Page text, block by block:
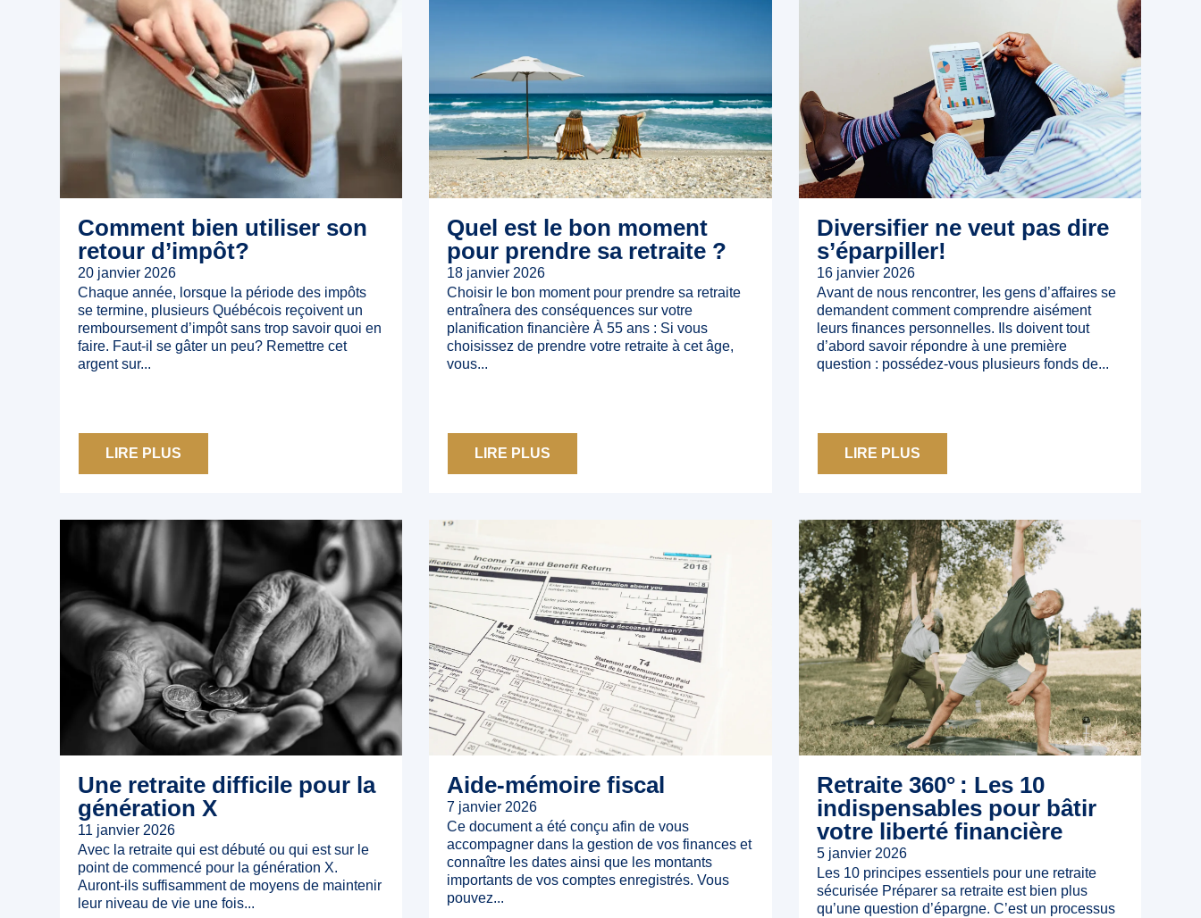
Comment bien utiliser son
retour d’impôt?
20 janvier 2026
Chaque année, lorsque la période des impôts
se termine, plusieurs Québécois reçoivent un
remboursement d’impôt sans trop savoir quoi en
faire. Faut-il se gâter un peu? Remettre cet
argent sur...
LIRE PLUS
Quel est le bon moment
pour prendre sa retraite ?
18 janvier 2026
Choisir le bon moment pour prendre sa retraite
entraînera des conséquences sur votre
planification financière À 55 ans : Si vous
choisissez de prendre votre retraite à cet âge,
vous...
LIRE PLUS
Diversifier ne veut pas dire
s’éparpiller!
16 janvier 2026
Avant de nous rencontrer, les gens d’affaires se
demandent comment comprendre aisément
leurs finances personnelles. Ils doivent tout
d’abord savoir répondre à une première
question : possédez-vous plusieurs fonds de...
LIRE PLUS
Une retraite difficile pour la
génération X
11 janvier 2026
Avec la retraite qui est débuté ou qui est sur le
point de commencé pour la génération X.
Auront-ils suffisamment de moyens de maintenir
leur niveau de vie une fois...
Aide-mémoire fiscal
7 janvier 2026
Ce document a été conçu afin de vous
accompagner dans la gestion de vos finances et
connaître les dates ainsi que les montants
importants de vos comptes enregistrés. Vous
pouvez...
Retraite 360° : Les 10
indispensables pour bâtir
votre liberté financière
5 janvier 2026
Les 10 principes essentiels pour une retraite
sécurisée Préparer sa retraite est bien plus
qu’une question d’épargne. C’est un processus